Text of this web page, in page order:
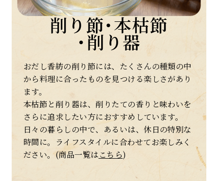
お問い合わせ
採用情報
類似商品と不正転売について
特定商取引法に基づく表記
プライバシーポリシー
削り節･本枯節
･削り器
おだし香紡の削り節には、たくさんの種類の中
から料理に合ったものを見つける楽しさがあり
ます。
本枯節と削り器は、削りたての香りと味わいを
さらに追求したい方におすすめしています。
日々の暮らしの中で、あるいは、休日の特別な
時間に。ライフスタイルに合わせてお楽しみく
ださい。(商品一覧はこちら)